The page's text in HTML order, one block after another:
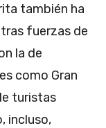
también ha
fuerzas de
la de
como Gran
turistas
incluso,